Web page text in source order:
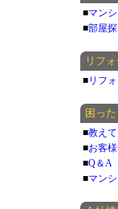
■マン
■部屋
リフ
■リフ
困っ
■教え
■お客
■Q＆A
■マン